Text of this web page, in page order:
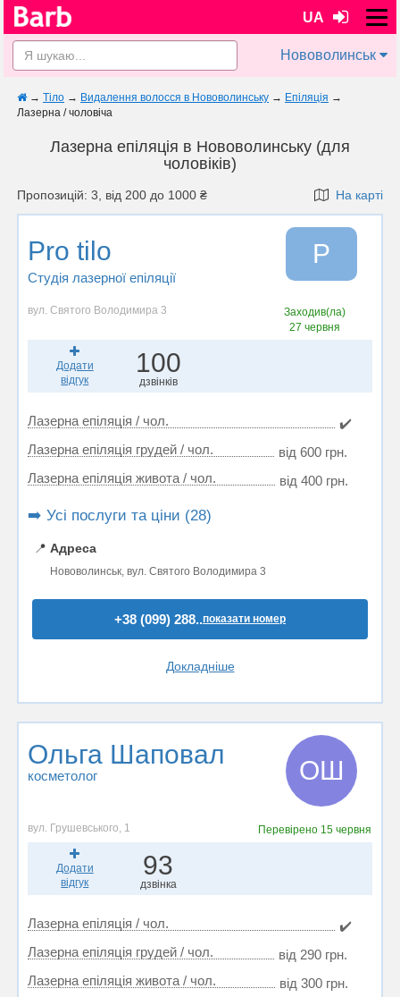
UA
Нововолинськ
→ Тіло → Видалення волосся в Нововолинську → Епіляція →
Лазерна / чоловіча
Лазерна епіляція в Нововолинську (для
чоловіків)
Пропозицій: 3, від 200 до 1000 ₴ На карті
Pro tilo
Студія лазерної епіляції
P
вул. Святого Володимира 3
Заходив(ла)
27 червня
Додати
відгук
100
дзвінків
Лазерна епіляція / чол.
✔️
Лазерна епіляція грудей / чол.
від 600 грн.
Лазерна епіляція живота / чол.
від 400 грн.
➡️ Усі послуги та ціни (28)
📍 Адреса
Нововолинськ, вул. Святого Володимира 3
+38 (099) 288..показати номер
Докладніше
Ольга Шаповал
косметолог ОШ
вул. Грушевського, 1 Перевірено 15 червня
Додати
відгук
93
дзвінка
Лазерна епіляція / чол.
✔️
Лазерна епіляція грудей / чол.
від 290 грн.
Лазерна епіляція живота / чол.
від 300 грн.